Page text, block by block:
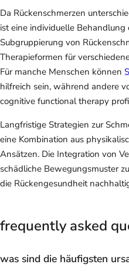
Da Rückenschmerzen
ist eine individuelle Behandlung
Subgruppierung von
Therapieformen für
Für manche Menschen können
hilfreich sein, während andere
cognitive functional therapy
Langfristige Strategien zur
eine Kombination aus
Ansätzen. Die Integration von
schädliche Bewegungsmuster
die Rückengesundheit
frequently asked
was sind die häufigsten